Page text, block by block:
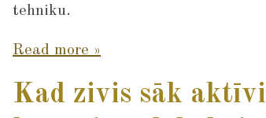
tehniku.
Read more »
Kad zivis sāk aktīvi